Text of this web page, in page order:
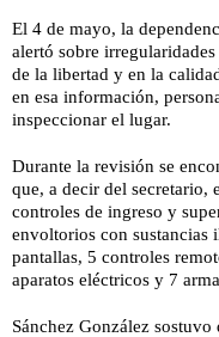
El 4 de mayo, la
alertó sobre
de la libertad y en la
en esa información,
inspeccionar el lugar.
Durante la revisión se
que, a decir del secretario,
controles de ingreso y
envoltorios con sustancias
pantallas, 5 controles
aparatos eléctricos y 7
Sánchez González